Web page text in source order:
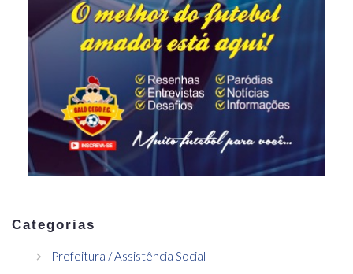
Categorias
Prefeitura / Assistência Social